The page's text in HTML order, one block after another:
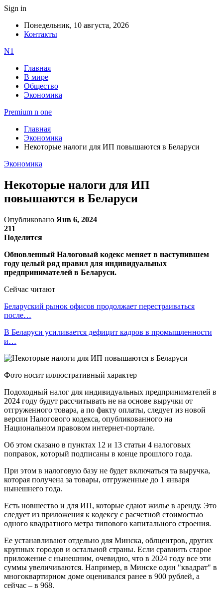
Sign in
Понедельник, 10 августа, 2026
Контакты
N1
Главная
В мире
Общество
Экономика
Premium n one
Главная
Экономика
Некоторые налоги для ИП повышаются в Беларуси
Экономика
Некоторые налоги для ИП
повышаются в Беларуси
Опубликовано Янв 6, 2024
211
Поделится
Обновленный Налоговый кодекс меняет в наступившем
году целый ряд правил для индивидуальных
предпринимателей в Беларуси.
Сейчас читают
Беларуский рынок офисов продолжает перестраиваться
после…
В Беларуси усиливается дефицит кадров в промышленности
и…
Фото носит иллюстративный характер
Подоходный налог для индивидуальных предпринимателей в
2024 году будут рассчитывать не на основе выручки от
отгруженного товара, а по факту оплаты, следует из новой
версии Налогового кодекса, опубликованного на
Национальном правовом интернет-портале.
Об этом сказано в пунктах 12 и 13 статьи 4 налоговых
поправок, который подписаны в конце прошлого года.
При этом в налоговую базу не будет включаться та выручка,
которая получена за товары, отгруженные до 1 января
нынешнего года.
Есть новшество и для ИП, которые сдают жилье в аренду. Это
следует из приложения к кодексу с расчетной стоимостью
одного квадратного метра типового капитального строения.
Ее устанавливают отдельно для Минска, облцентров, других
крупных городов и остальной страны. Если сравнить старое
приложение с нынешним, очевидно, что в 2024 году все эти
суммы увеличиваются. Например, в Минске один "квадрат" в
многоквартирном доме оценивался ранее в 900 рублей, а
сейчас – в 968.